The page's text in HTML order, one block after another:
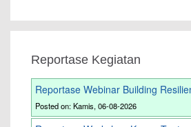
Reportase Kegiatan
Reportase Webinar Building
Posted on: Kamis, 06-08-2026